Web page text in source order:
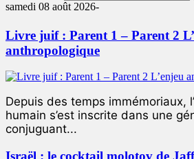
samedi 08 août 2026-
Livre juif : Parent 1 – Parent 2
anthropologique
Depuis des temps immémoriaux,
humain s’est inscrite dans une
conjuguant...
Israël : le cocktail molotov de